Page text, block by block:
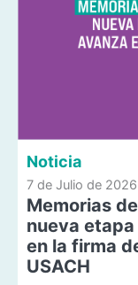
Noticia
7 de Julio de 2026
Memorias
nueva
en la firma
USACH